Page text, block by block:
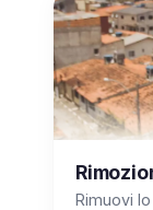
Rimuovi